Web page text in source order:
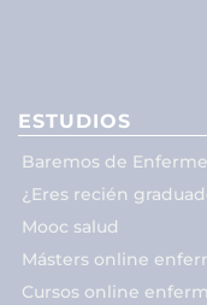
ESTUDIOS
Baremos de
¿Eres recién
Mooc salud
Másters online
Cursos online